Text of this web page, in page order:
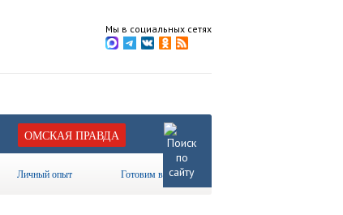
Мы в социальных сетях
ОМСКАЯ ПРАВДА
Личный опыт Готовим вместе